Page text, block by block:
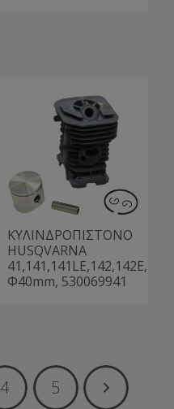
ΚΥΛΙΝΔΡΟΠΙΣΤΟΝΟ
HUSQVARNA
41,141,141LE,142,142E,
Φ40mm, 530069941
4 5